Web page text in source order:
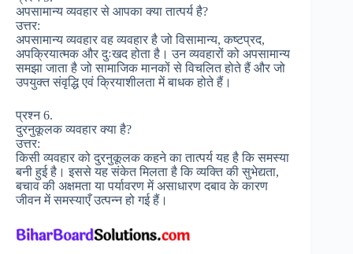
अपसामान्य व्यवहार से आपका क्या तात्पर्य है?
उत्तर:
अपसामान्य व्यवहार वह व्यवहार है जो विसामान्य, कष्टप्रद,
अपक्रियात्मक और दुःखद होता है। उन व्यवहारों को अपसामान्य
समझा जाता है जो सामाजिक मानकों से विचलित होते हैं और जो
उपयुक्त संवृद्धि एवं क्रियाशीलता में बाधक होते हैं।
प्रश्न 6.
दुरनुकूलक व्यवहार क्या है?
उत्तर:
किसी व्यवहार को दुरनुकूलक कहने का तात्पर्य यह है कि समस्या
बनी हुई है। इससे यह संकेत मिलता है कि व्यक्ति की सुभेद्यता,
बचाव की अक्षमता या पर्यावरण में असाधारण दबाव के कारण
जीवन में समस्याएँ उत्पन्न हो गई हैं।